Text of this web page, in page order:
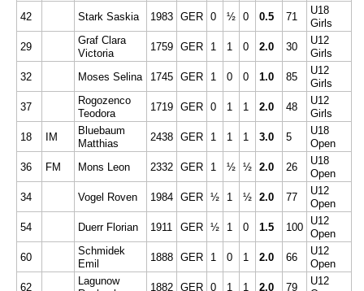
42
Stark Saskia 1983 GER 0 ½ 0 0.5 71
U18
Girls
29
Graf Clara
Victoria
1759 GER 1 1 0 2.0 30
U12
Girls
32
Moses Selina 1745 GER 1 0 0 1.0 85
U12
Girls
37
Rogozenco
Teodora
1719 GER 0 1 1 2.0 48
U12
Girls
18
IM
Bluebaum
Matthias
2438 GER 1 1 1 3.0 5
U18
Open
36
FM Mons Leon 2332 GER 1 ½ ½ 2.0 26
U18
Open
34
Vogel Roven 1984 GER ½ 1 ½ 2.0 77
U12
Open
54
Duerr Florian 1911 GER ½ 1 0 1.5 100
U12
Open
60
Schmidek
Emil
1888 GER 1 0 1 2.0 66
U12
Open
62
Lagunow
1882 GER 0 1 1 2.0 79
U12